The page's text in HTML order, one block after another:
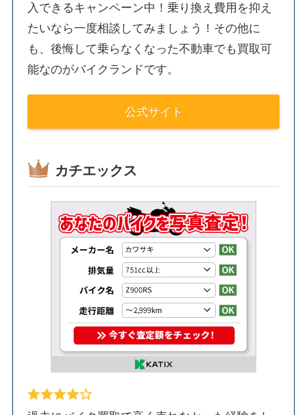
入できるキャンペーン中！乗り換え費用を抑え
たいなら一度相談してみましょう！その他に
も、後悔して乗らなくなった不動車でも買取可
能なのがバイクランドです。
公式サイト
カチエックス